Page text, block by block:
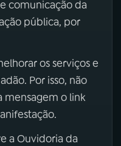
comunicação da
pública, por
os serviços e
Por isso, não
mensagem o link
a Ouvidoria da